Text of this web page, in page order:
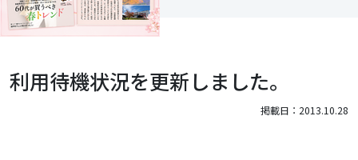
利用待機状況を更新しました。
掲載日：2013.10.28